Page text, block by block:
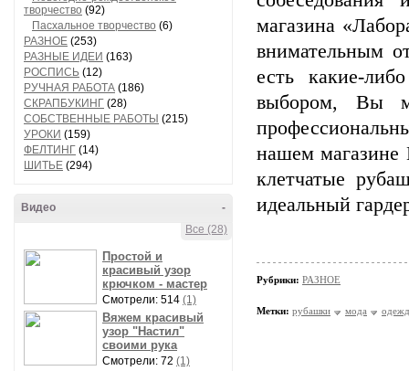
творчество (92)
Пасхальное творчество (6)
РАЗНОЕ (253)
РАЗНЫЕ ИДЕИ (163)
РОСПИСЬ (12)
РУЧНАЯ РАБОТА (186)
СКРАПБУКИНГ (28)
СОБСТВЕННЫЕ РАБОТЫ (215)
УРОКИ (159)
ФЕЛТИНГ (14)
ШИТЬЕ (294)
-
Видео
Все (28)
Простой и
красивый узор
крючком - мастер
Смотрели: 514 (1)
Вяжем красивый
узор "Настил"
своими рука
Смотрели: 72 (1)
магазина
внимательным
есть какие-
выбором, Вы
нашем магазине
клетчатые
идеальный
Рубрики: РАЗНОЕ
Метки: рубашки мода